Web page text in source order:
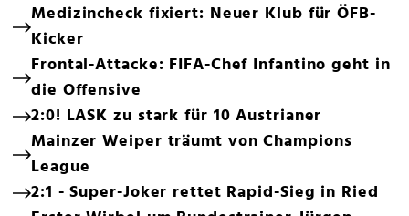
Medizincheck fixiert: Neuer Klub für ÖFB-
Kicker
Frontal-Attacke: FIFA-Chef Infantino geht in
die Offensive
2:0! LASK zu stark für 10 Austrianer
Mainzer Weiper träumt von Champions
League
2:1 - Super-Joker rettet Rapid-Sieg in Ried